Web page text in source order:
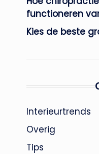
functioneren
Kies de beste
Interieurtrends
Overig
Tips